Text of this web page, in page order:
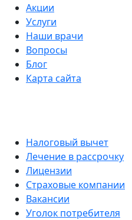
Акции
Услуги
Наши врачи
Вопросы
Блог
Карта сайта
Налоговый вычет
Лечение в рассрочку
Лицензии
Страховые компании
Вакансии
Уголок потребителя